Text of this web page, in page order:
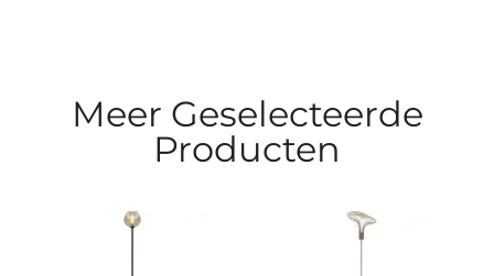
Meer Geselecteerde
Producten